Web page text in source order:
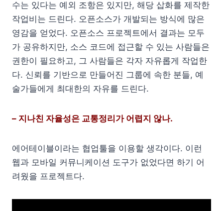
수는 있다는 예외 조항은 있지만, 해당 삽화를 제작한
작업비는 드린다. 오픈소스가 개발되는 방식에 많은
영감을 얻었다. 오픈소스 프로젝트에서 결과는 모두
가 공유하지만, 소스 코드에 접근할 수 있는 사람들은
권한이 필요하고, 그 사람들은 각자 자유롭게 작업한
다. 신뢰를 기반으로 만들어진 그룹에 속한 분들, 예
술가들에게 최대한의 자유를 드린다.
– 지나친 자율성은 교통정리가 어렵지 않나.
에어테이블이라는 협업툴을 이용할 생각이다. 이런
웹과 모바일 커뮤니케이션 도구가 없었다면 하기 어
려웠을 프로젝트다.